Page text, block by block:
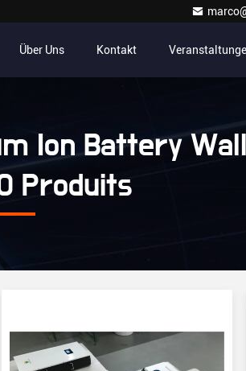
Über Uns Kontakt
Ion Battery
Produits